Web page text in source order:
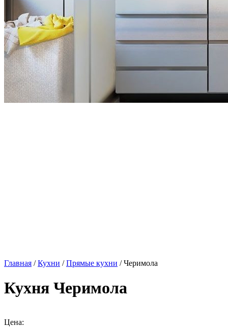
Главная /Кухни /Прямые кухни / Черимола
Кухня Черимола
Цена: